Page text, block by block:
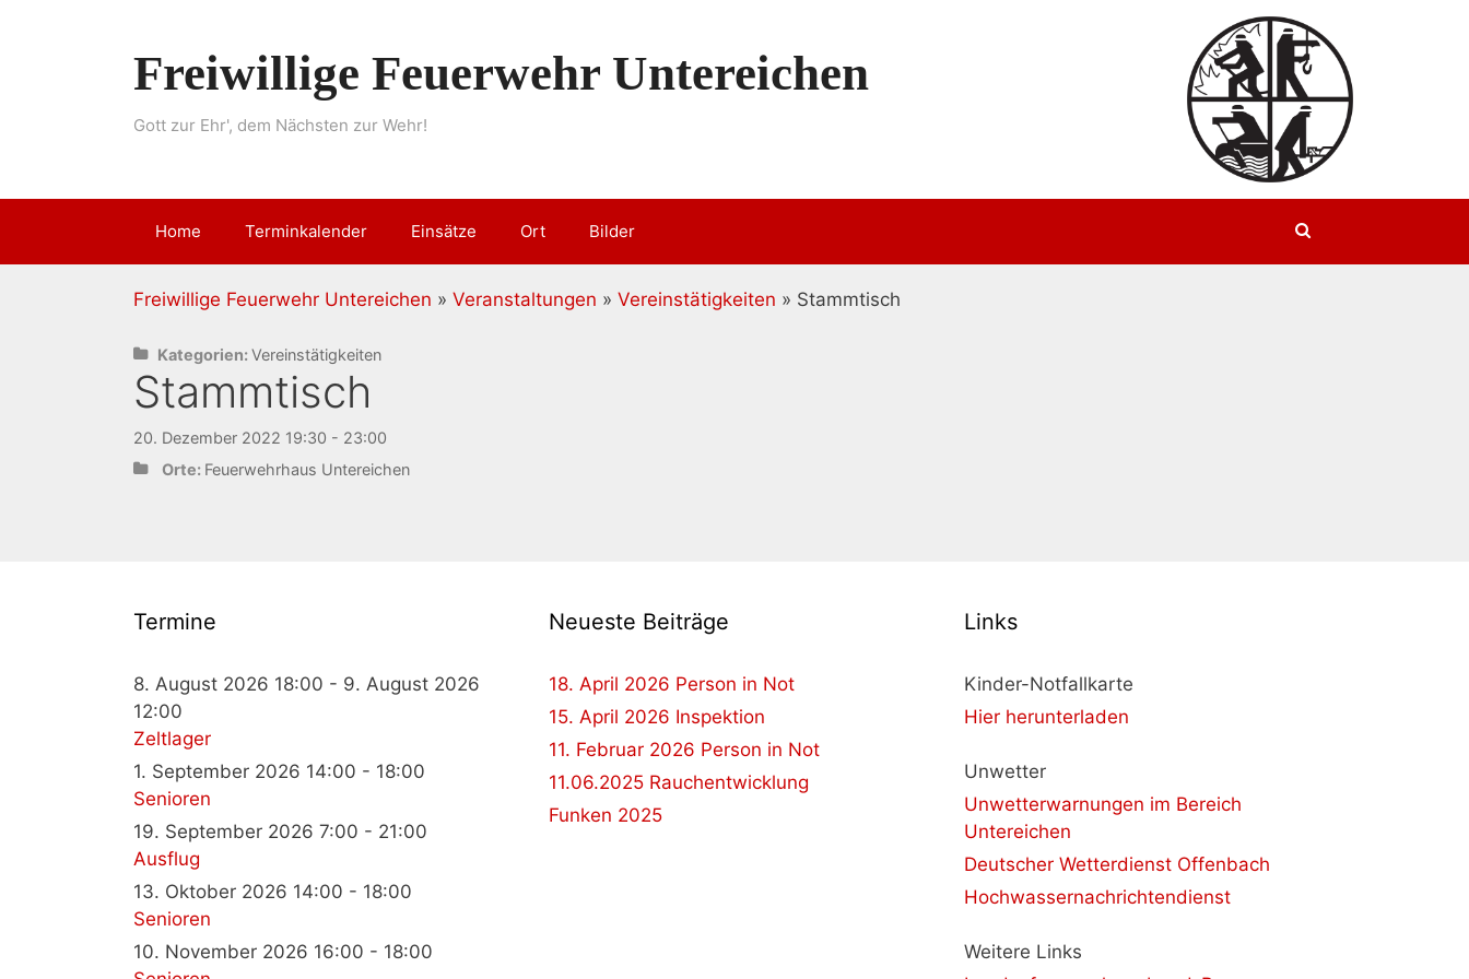
Freiwillige Feuerwehr Untereichen
Gott zur Ehr', dem Nächsten zur Wehr!
Home Terminkalender Einsätze Ort Bilder
Freiwillige Feuerwehr Untereichen » Veranstaltungen » Vereinstätigkeiten » Stammtisch
Kategorien:Vereinstätigkeiten
Stammtisch
20. Dezember 2022 19:30 - 23:00
Orte: Feuerwehrhaus Untereichen
Termine
8. August 2026 18:00 - 9. August 2026
12:00
Zeltlager
1. September 2026 14:00 - 18:00
Senioren
19. September 2026 7:00 - 21:00
Ausflug
13. Oktober 2026 14:00 - 18:00
Senioren
10. November 2026 16:00 - 18:00
Neueste Beiträge
18. April 2026 Person in Not
15. April 2026 Inspektion
11. Februar 2026 Person in Not
11.06.2025 Rauchentwicklung
Funken 2025
Links
Kinder-Notfallkarte
Hier herunterladen
Unwetter
Unwetterwarnungen im Bereich
Untereichen
Deutscher Wetterdienst Offenbach
Hochwassernachrichtendienst
Weitere Links